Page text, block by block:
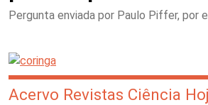
Pergunta enviada por Paulo Piffer, por
Acervo Revistas Ciência